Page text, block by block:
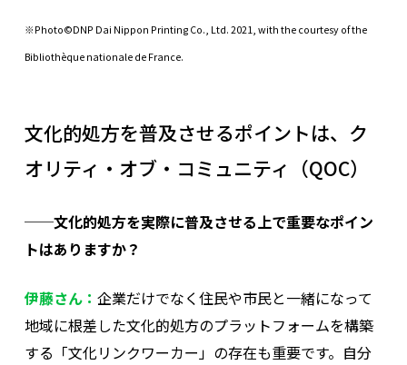
※ Photo©DNP Dai Nippon Printing Co., Ltd. 2021, with the courtesy of the
Bibliothèque nationale de France.
文化的処方を普及させるポイントは、ク
オリティ・オブ・コミュニティ（QOC）
──文化的処方を実際に普及させる上で重要なポイン
トはありますか？
伊藤さん： 企業だけでなく住民や市民と一緒になって
地域に根差した文化的処方のプラットフォームを構築
する「文化リンクワーカー」の存在も重要です。自分